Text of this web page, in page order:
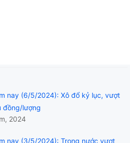
nay (6/5/2024): Xô đổ kỷ lục, vượt
đồng/lượng
2024
nay (3/5/2024): Trong nước vượt